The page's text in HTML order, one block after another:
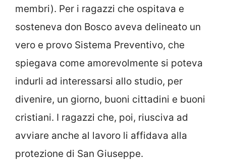
membri). Per i ragazzi che ospitava e
sosteneva don Bosco aveva delineato un
vero e provo Sistema Preventivo, che
spiegava come amorevolmente si poteva
indurli ad interessarsi allo studio, per
divenire, un giorno, buoni cittadini e buoni
cristiani. I ragazzi che, poi, riusciva ad
avviare anche al lavoro li affidava alla
protezione di San Giuseppe.